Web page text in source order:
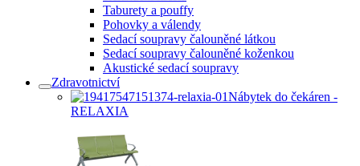
Taburety a pouffy
Pohovky a válendy
Sedací soupravy čalouněné látkou
Sedací soupravy čalouněné koženkou
Akustické sedací soupravy
Zdravotnictví
Nábytek do čekáren -
RELAXIA